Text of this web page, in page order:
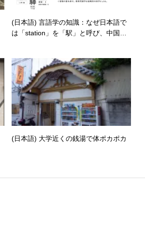
(日本語) 言語学の知識：なぜ日本語で
は「station」を「駅」と呼び、中国語
(日本語) 大学近くの銭湯で体ポカポカ